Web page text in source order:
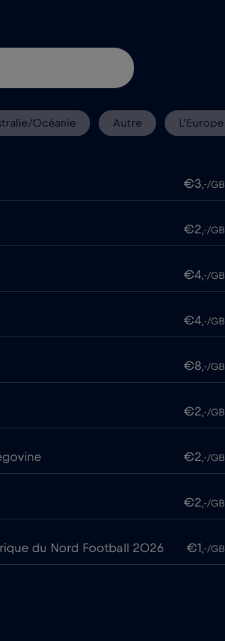
Océanie Autre L’Europe
€3,-/GB
€2,-/GB
€4,-/GB
€4,-/GB
€8,-/GB
€2,-/GB
€2,-/GB
€2,-/GB
du Nord Football 2026 €1 ,-/GB